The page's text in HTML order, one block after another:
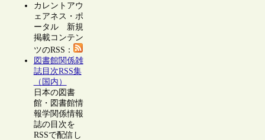
カレントアウ
ェアネス・ポ
ータル 新規
掲載コンテン
ツのRSS：
図書館関係雑
誌目次RSS集
（国内）
日本の図書
館・図書館情
報学関係情報
誌の目次を
RSSで配信し